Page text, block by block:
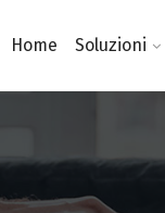
Home Soluzioni